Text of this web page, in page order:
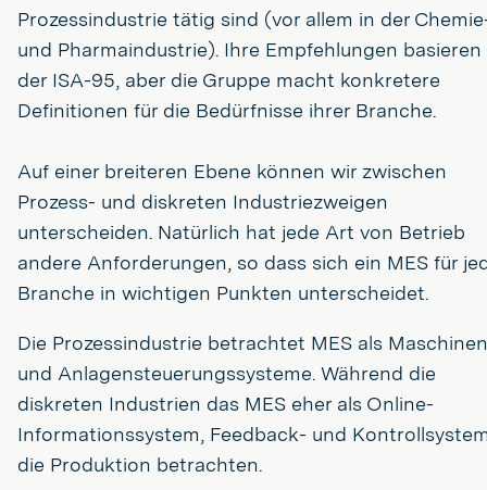
Prozessindustrie tätig sind (vor allem in der
und Pharmaindustrie). Ihre Empfehlungen basieren
der ISA-95, aber die Gruppe macht konkretere
Definitionen für die Bedürfnisse ihrer Branche.
Auf einer breiteren Ebene können wir zwischen
Prozess- und diskreten Industriezweigen
unterscheiden. Natürlich hat jede Art von Betrieb
andere Anforderungen, so dass sich ein MES für
Branche in wichtigen Punkten unterscheidet.
Die Prozessindustrie betrachtet MES als
und Anlagensteuerungssysteme. Während die
diskreten Industrien das MES eher als Online-
Informationssystem, Feedback- und
die Produktion betrachten.